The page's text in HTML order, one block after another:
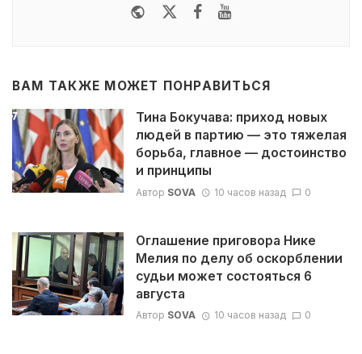
WebsiteTwitterFacebook
ВАМ ТАКЖЕ МОЖЕТ ПОНРАВИТЬСЯ
Тина Бокучава: приход новых
людей в партию — это тяжелая
борьба, главное — достоинство
и принципы
Автор SOVA 10 часов назад 0
Оглашение приговора Нике
Мелия по делу об оскорблении
судьи может состояться 6
августа
Автор SOVA 10 часов назад 0